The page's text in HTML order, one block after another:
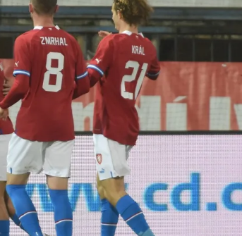
Moderní pětiboj
Motorsport
Olympijské hry
Parasport
Plavání
Plážový volejbal
Triatlon
Veslování
Vodní slalom
Volejbal
Ostatní